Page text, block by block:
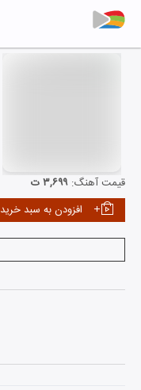
قیمت آهنگ: ۳,۶۹۹ ت
افزودن به سبد خرید